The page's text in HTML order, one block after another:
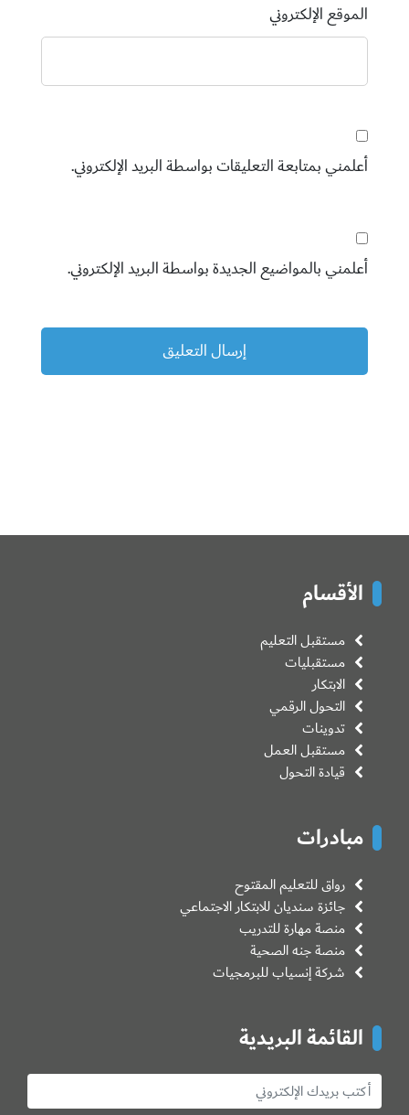
الموقع الإلكتروني
أعلمني بمتابعة التعليقات بواسطة البريد الإلكتروني.
أعلمني بالمواضيع الجديدة بواسطة البريد الإلكتروني.
الأقسام
مستقبل التعليم
مستقبليات
الابتكار
التحول الرقمي
تدوينات
مستقبل العمل
قيادة التحول
مبادرات
رواق للتعليم المقتوح
جائزة سنديان للابتكار الاجتماعي
منصة مهارة للتدريب
منصة جنه الصحية
شركة إنسياب للبرمجيات
القائمة البريدية